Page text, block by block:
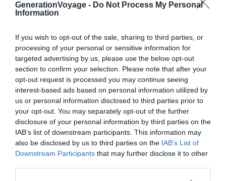
GenerationVoyage - Do Not Process My Personal
Information
If you wish to opt-out of the sale, sharing to third parties, or
processing of your personal or sensitive information for
targeted advertising by us, please use the below opt-out
section to confirm your selection. Please note that after your
opt-out request is processed you may continue seeing
interest-based ads based on personal information utilized by
us or personal information disclosed to third parties prior to
your opt-out. You may separately opt-out of the further
disclosure of your personal information by third parties on the
IAB’s list of downstream participants. This information may
also be disclosed by us to third parties on the IAB’s List of
Downstream Participants that may further disclose it to other
Crédit photo :
Atouts: sa situation près du port de La Trinité-
sur-Mer, son ambiance chaleureuse, sa piscine
chauffée
Budget: €€€
Prestation: ★★★
Vous cherchez un havre de paix pour un séjour
romantique en Bretagne ? À 100 mètres du port de La
Trinité-sur-Mer, cette belle demeure du XIXe siècle,